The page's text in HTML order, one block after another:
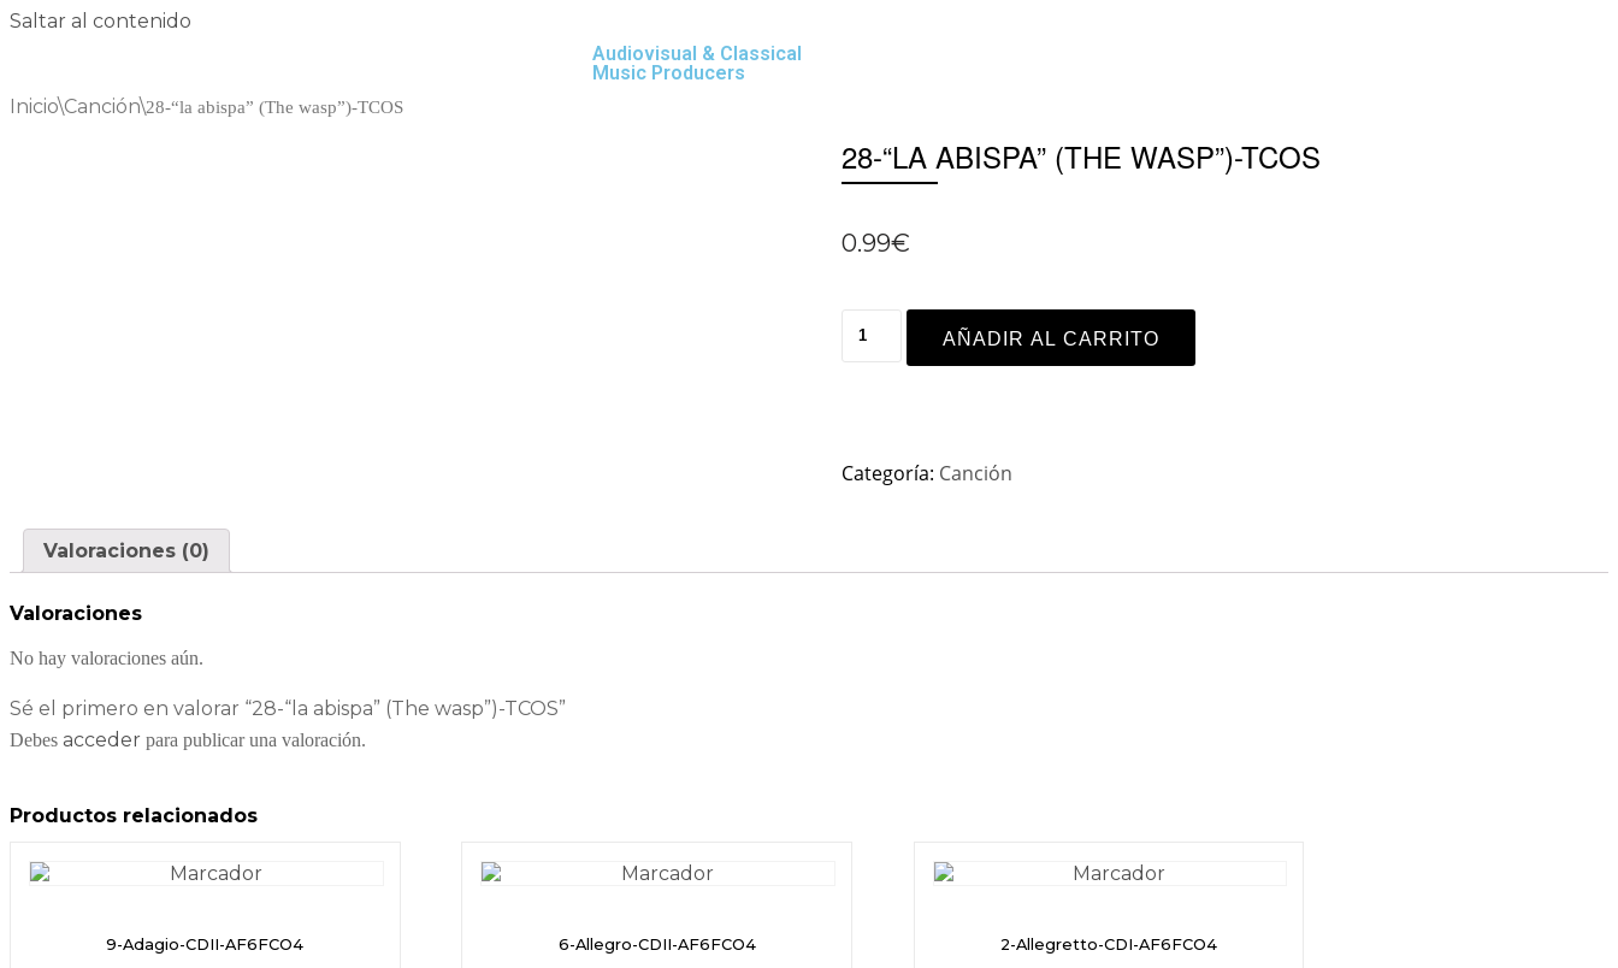
Saltar al contenido
Audiovisual & Classical
Music Producers
Inicio\Canción\28-“la abispa” (The wasp”)-TCOS
28-“LA ABISPA” (THE WASP”)-TCOS
0.99€
AÑADIR AL CARRITO
Categoría: Canción
Valoraciones (0)
Valoraciones
No hay valoraciones aún.
Sé el primero en valorar “28-“la abispa” (The wasp”)-TCOS”
Debes acceder para publicar una valoración.
Productos relacionados
9-Adagio-CDII-AF6FCO4 6-Allegro-CDII-AF6FCO4 2-Allegretto-CDI-AF6FCO4